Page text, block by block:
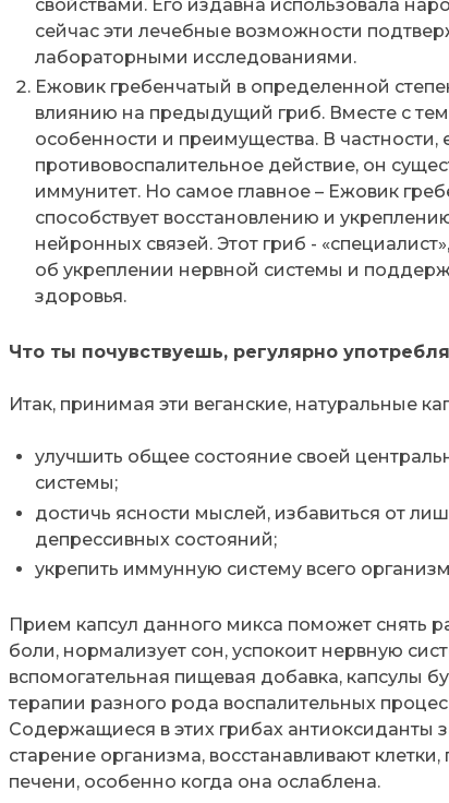
свойствами. Его издавна использовала
сейчас эти лечебные возможности
лабораторными исследованиями.
Ежовик гребенчатый в определенной
влиянию на предыдущий гриб. Вместе с
особенности и преимущества. В частности,
противовоспалительное действие, он
иммунитет. Но самое главное – Ежовик
способствует восстановлению и
нейронных связей. Этот гриб -
об укреплении нервной системы и
здоровья.
Что ты почувствуешь, регулярно
Итак, принимая эти веганские, натуральные
улучшить общее состояние своей
системы;
достичь ясности мыслей, избавиться от
депрессивных состояний;
укрепить иммунную систему всего
Прием капсул данного микса поможет снять
боли, нормализует сон, успокоит нервную
вспомогательная пищевая добавка, капсулы
терапии разного рода воспалительных
Содержащиеся в этих грибах антиоксиданты
старение организма, восстанавливают
печени, особенно когда она ослаблена.